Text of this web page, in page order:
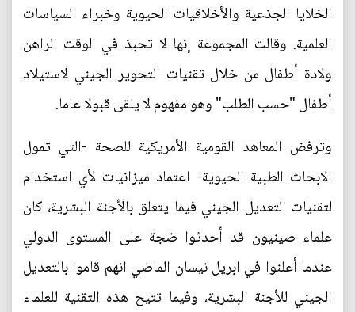
الخلايا الجذعية والأخلاقيات الحيوية وخبراء السياسات
العلمية. وقالت المجموعة إنها لا تحبذ في الوقت الراهن
ولادة أطفال من خلال تقنيات التحوير الجيني لاستيلاد
أطفال "حسب الطلب" وهو مفهوم لا يلقى قبولا عاما.
وترفض المعاهد القومية الأمريكية للصحة -التي تمول
الابحاث الطبية الحيوية- اعتماد ميزانيات لأي استخدام
لتقنيات التعديل الجيني فيما يتعلق بالأجنة البشرية، كان
علماء صينيون قد أحدثوا ضجة على المستوى الدولي
عندما أعلنوا في ابريل نيسان الماضي انهم قاموا بالتعديل
الجيني للأجنة البشرية، وفيما تتيح هذه التقنية للعلماء